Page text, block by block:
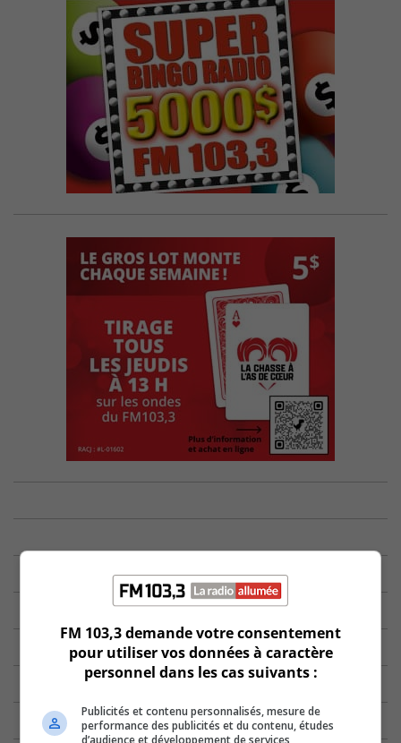
FM 103,3 demande votre consentement
pour utiliser vos données à caractère
personnel dans les cas suivants :
Publicités et contenu personnalisés, mesure de
performance des publicités et du contenu, études
d’audience et développement de services